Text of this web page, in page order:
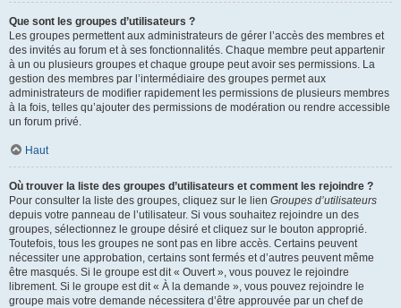
Que sont les groupes d’utilisateurs ?
Les groupes permettent aux administrateurs de gérer l’accès des membres et
des invités au forum et à ses fonctionnalités. Chaque membre peut appartenir
à un ou plusieurs groupes et chaque groupe peut avoir ses permissions. La
gestion des membres par l’intermédiaire des groupes permet aux
administrateurs de modifier rapidement les permissions de plusieurs membres
à la fois, telles qu’ajouter des permissions de modération ou rendre accessible
un forum privé.
Haut
Où trouver la liste des groupes d’utilisateurs et comment les rejoindre ?
Pour consulter la liste des groupes, cliquez sur le lien Groupes d’utilisateurs
depuis votre panneau de l’utilisateur. Si vous souhaitez rejoindre un des
groupes, sélectionnez le groupe désiré et cliquez sur le bouton approprié.
Toutefois, tous les groupes ne sont pas en libre accès. Certains peuvent
nécessiter une approbation, certains sont fermés et d’autres peuvent même
être masqués. Si le groupe est dit « Ouvert », vous pouvez le rejoindre
librement. Si le groupe est dit « À la demande », vous pouvez rejoindre le
groupe mais votre demande nécessitera d’être approuvée par un chef de